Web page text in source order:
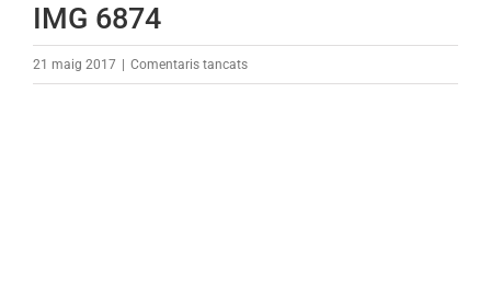
IMG 6874
21 maig 2017 Comentaris tancatsa